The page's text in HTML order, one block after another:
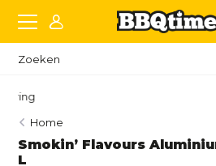
Gratis bezorging
Home
Smokin’ Flavours
L